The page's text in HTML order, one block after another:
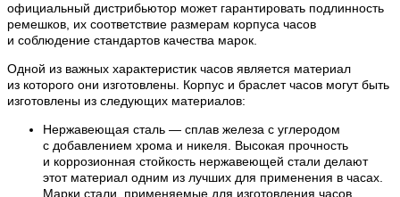
официальный дистрибьютор может гарантировать подлинность
ремешков, их соответствие размерам корпуса часов
и соблюдение стандартов качества марок.
Одной из важных характеристик часов является материал
из которого они изготовлены. Корпус и браслет часов могут быть
изготовлены из следующих материалов:
Нержавеющая сталь — сплав железа с углеродом
с добавлением хрома и никеля. Высокая прочность
и коррозионная стойкость нержавеющей стали делают
этот материал одним из лучших для применения в часах.
Марки стали, применяемые для изготовления часов,